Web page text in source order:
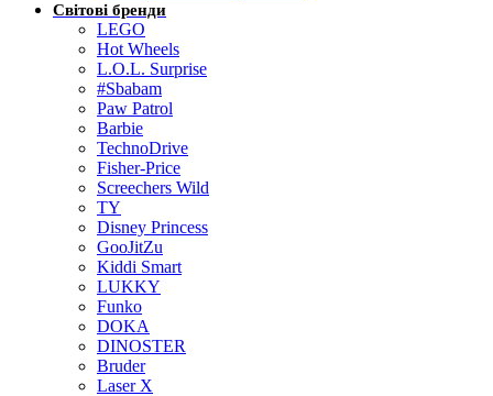
Світові бренди
LEGO
Hot Wheels
L.O.L. Surprise
#Sbabam
Paw Patrol
Barbie
TechnoDrive
Fisher-Price
Screechers Wild
TY
Disney Princess
GooJitZu
Kiddi Smart
LUKKY
Funko
DOKA
DINOSTER
Bruder
Laser X